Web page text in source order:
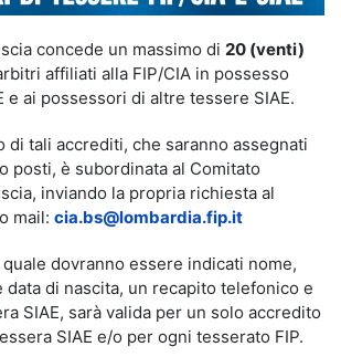
concede un massimo di 20 (venti)
affiliati alla FIP/CIA in possesso
e ai possessori di altre tessere SIAE.
di tali accrediti, che saranno assegnati
posti, è subordinata al Comitato
inviando la propria richiesta al
mail: cia.bs@lombardia.fip.it
dovranno essere indicati nome,
data di nascita, un recapito telefonico e
SIAE, sarà valida per un solo accredito
SIAE e/o per ogni tesserato FIP.